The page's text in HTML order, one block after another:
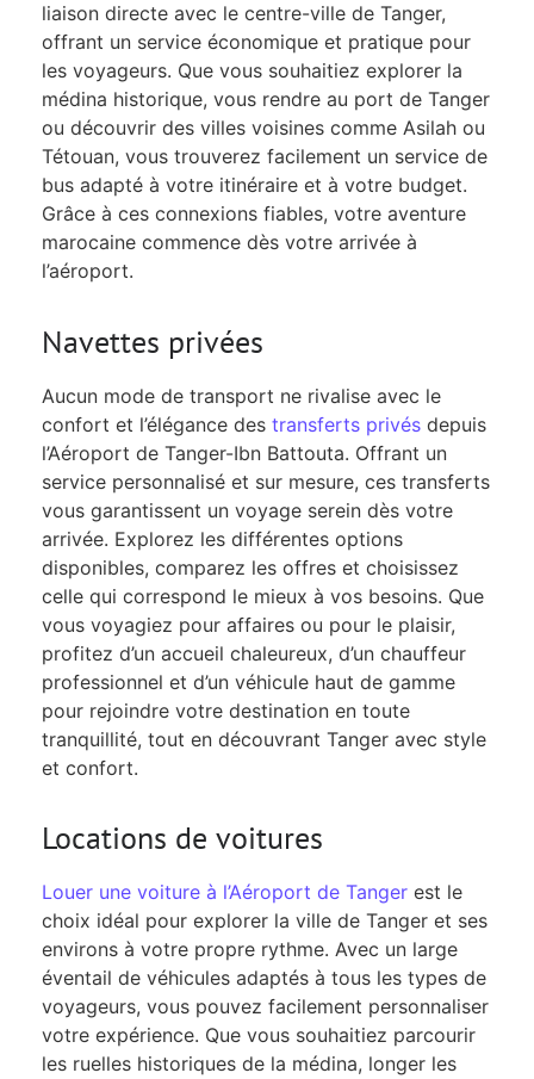
liaison directe avec le centre-ville de Tanger,
offrant un service économique et pratique pour
les voyageurs. Que vous souhaitiez explorer la
médina historique, vous rendre au port de Tanger
ou découvrir des villes voisines comme Asilah ou
Tétouan, vous trouverez facilement un service de
bus adapté à votre itinéraire et à votre budget.
Grâce à ces connexions fiables, votre aventure
marocaine commence dès votre arrivée à
l’aéroport.
Navettes privées
Aucun mode de transport ne rivalise avec le
confort et l’élégance des transferts privés depuis
l’Aéroport de Tanger-Ibn Battouta. Offrant un
service personnalisé et sur mesure, ces transferts
vous garantissent un voyage serein dès votre
arrivée. Explorez les différentes options
disponibles, comparez les offres et choisissez
celle qui correspond le mieux à vos besoins. Que
vous voyagiez pour affaires ou pour le plaisir,
profitez d’un accueil chaleureux, d’un chauffeur
professionnel et d’un véhicule haut de gamme
pour rejoindre votre destination en toute
tranquillité, tout en découvrant Tanger avec style
et confort.
Locations de voitures
Louer une voiture à l’Aéroport de Tanger est le
choix idéal pour explorer la ville de Tanger et ses
environs à votre propre rythme. Avec un large
éventail de véhicules adaptés à tous les types de
voyageurs, vous pouvez facilement personnaliser
votre expérience. Que vous souhaitiez parcourir
les ruelles historiques de la médina, longer les